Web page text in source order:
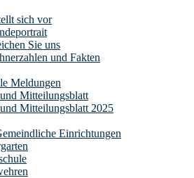
sich vor
Sie uns
und Fakten
Meldungen
Mitteilungsblatt
Mitteilungsblatt 2025
Einrichtungen